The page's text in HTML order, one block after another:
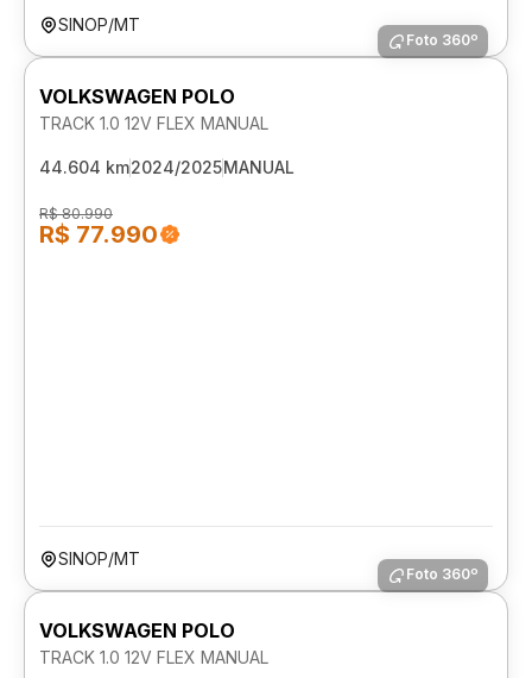
SINOP/MT
Foto 360º
VOLKSWAGEN POLO
TRACK 1.0 12V FLEX MANUAL
44.604 km2024/2025MANUAL
R$ 80.990
R$ 77.990
SINOP/MT
Foto 360º
VOLKSWAGEN POLO
TRACK 1.0 12V FLEX MANUAL